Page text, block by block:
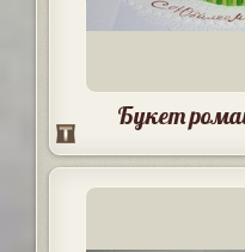
Букет